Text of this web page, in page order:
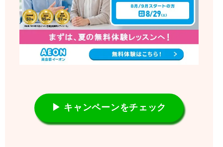
▶ キャンペーンをチェック